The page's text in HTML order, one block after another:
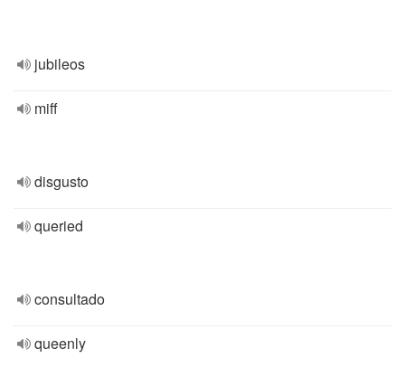
jubileos
miff
disgusto
queried
consultado
queenly